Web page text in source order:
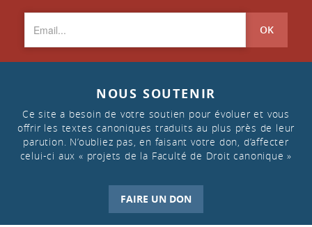
OK
NOUS SOUTENIR
Ce site a besoin de votre soutien pour évoluer et vous
offrir les textes canoniques traduits au plus près de leur
parution. N’oubliez pas, en faisant votre don, d’affecter
celui-ci aux « projets de la Faculté de Droit canonique »
FAIRE UN DON